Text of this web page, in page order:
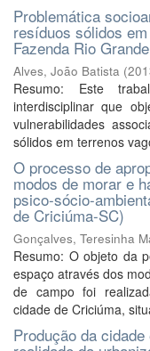
Problemática
resíduos sólidos
Fazenda Rio
Alves, João Batista (
Resumo: Este
interdisciplinar que
vulnerabilidades
sólidos em terrenos
O processo de
modos de morar e
psico-sócio-
de Criciúma-SC)
Gonçalves, Teresinha
Resumo: O objeto da
espaço através dos
de campo foi
cidade de Criciúma,
Produção da